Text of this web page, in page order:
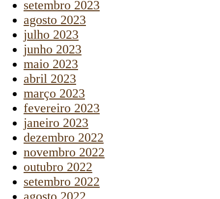
setembro 2023
agosto 2023
julho 2023
junho 2023
maio 2023
abril 2023
março 2023
fevereiro 2023
janeiro 2023
dezembro 2022
novembro 2022
outubro 2022
setembro 2022